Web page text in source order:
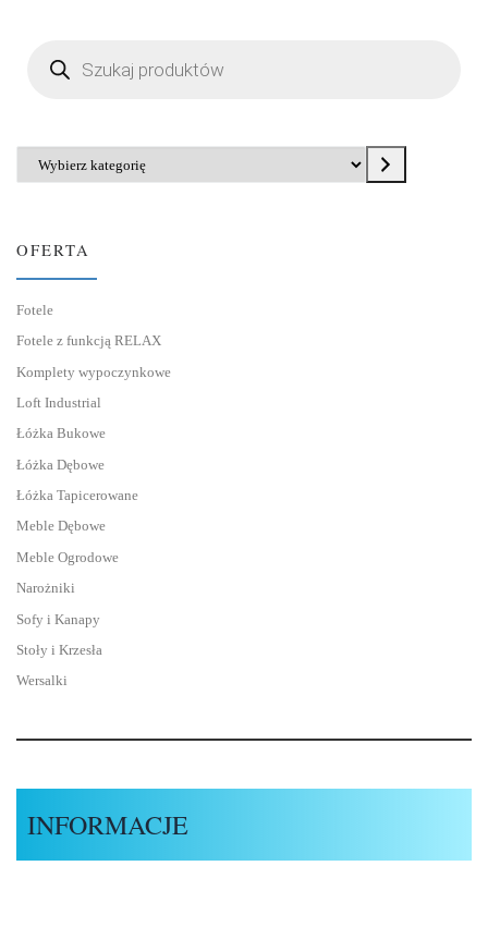
OFERTA
Fotele
Fotele z funkcją RELAX
Komplety wypoczynkowe
Loft Industrial
Łóżka Bukowe
Łóżka Dębowe
Łóżka Tapicerowane
Meble Dębowe
Meble Ogrodowe
Narożniki
Sofy i Kanapy
Stoły i Krzesła
Wersalki
INFORMACJE